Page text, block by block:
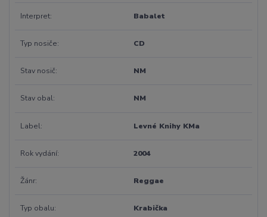
Interpret Babalet
Typ nosiče CD
Stav nosič NM
Stav obal NM
Label Levné Knihy KMa
Rok vydání 2004
Žánr Reggae
Typ obalu Krabička